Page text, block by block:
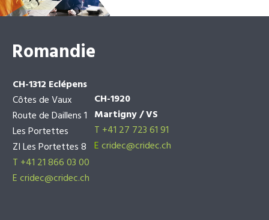
Romandie
CH-1312 Eclépens
Côtes de Vaux
Route de Daillens 1
Les Portettes
ZI Les Portettes 8
T +41 21 866 03 00
Ecridec@cridec.ch
CH-1920
Martigny / VS
T +41 27 723 61 91
Ecridec@cridec.ch